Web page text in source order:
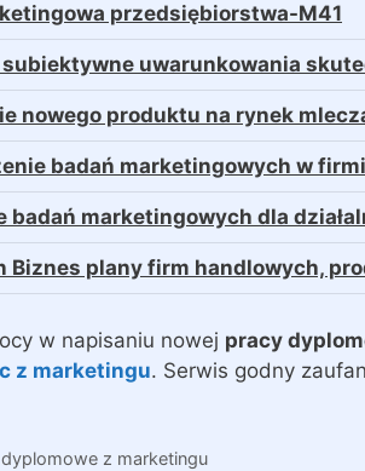
przedsiębiorstwa-M41
uwarunkowania
nowego produktu na rynek
badań marketingowych w
badań marketingowych dla
Biznes plany firm handlowych,
w napisaniu nowej pracy
z marketingu. Serwis godny
z marketingu